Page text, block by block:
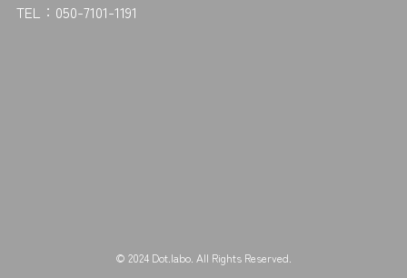
TEL： 050-7101-1191
© 2024 Dot.labo. All Rights Reserved.